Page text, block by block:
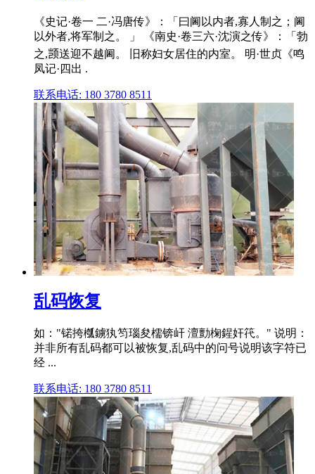
《史记·卷一 二·冯唐传》：「曰阃以内者,寡人制之；阃
以外者,将军制之。 」 《南史·卷三六·沈演之传》：「勃
之,𫖮送迎不越阃。 旧称妇女居住的内室。 明·世贞《鸣
凤记·四出 .
联系电话: 180 3780 8511
乱码恢复
如："锘挎槬鐪犱笉瑙夋檽锛屽 澶勯椈鍟奸笩。" 说明：
并非所有乱码都可以被恢复,乱码中的问号说明该字符已
经 ...
联系电话: 180 3780 8511